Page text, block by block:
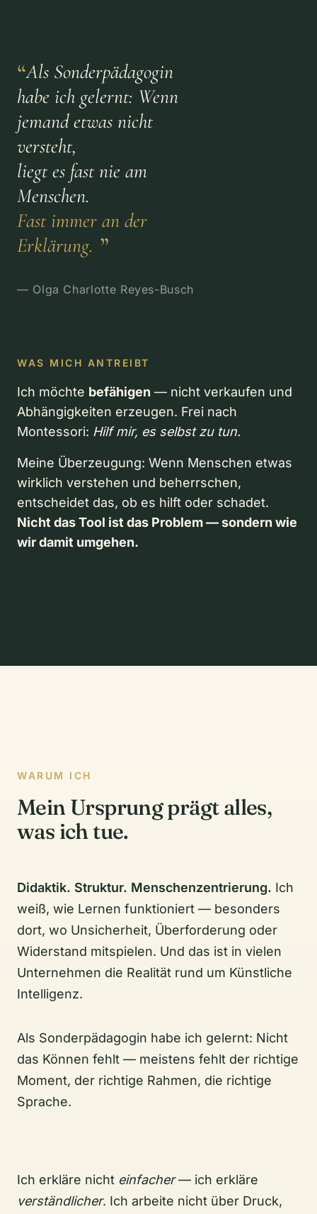
“Als Sonderpädagogin
habe ich gelernt: Wenn
jemand etwas nicht
versteht,
liegt es fast nie am
Menschen.
Fast immer an der
Erklärung. ”
— Olga Charlotte Reyes-Busch
WAS MICH ANTREIBT
Ich möchte befähigen — nicht verkaufen und
Abhängigkeiten erzeugen. Frei nach
Montessori: Hilf mir, es selbst zu tun.
Meine Überzeugung: Wenn Menschen etwas
wirklich verstehen und beherrschen,
entscheidet das, ob es hilft oder schadet.
Nicht das Tool ist das Problem — sondern wie
wir damit umgehen.
WARUM ICH
Mein Ursprung prägt alles,
was ich tue.
Didaktik. Struktur. Menschenzentrierung. Ich
weiß, wie Lernen funktioniert — besonders
dort, wo Unsicherheit, Überforderung oder
Widerstand mitspielen. Und das ist in vielen
Unternehmen die Realität rund um Künstliche
Intelligenz.
Als Sonderpädagogin habe ich gelernt: Nicht
das Können fehlt — meistens fehlt der richtige
Moment, der richtige Rahmen, die richtige
Sprache.
Ich erkläre nicht einfacher— ich erkläre
verständlicher. Ich arbeite nicht über Druck,